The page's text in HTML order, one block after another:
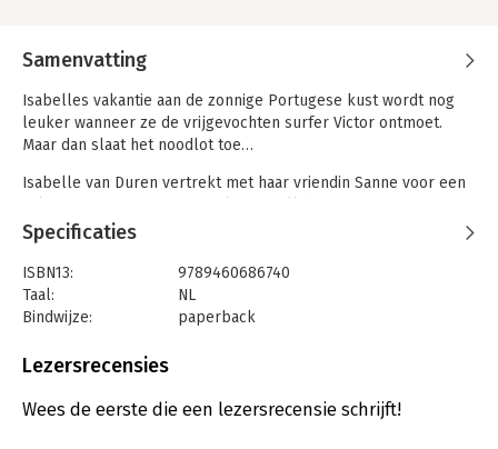
Samenvatting
Isabelles vakantie aan de zonnige Portugese kust wordt nog
leuker wanneer ze de vrijgevochten surfer Victor ontmoet.
Maar dan slaat het noodlot toe…
Isabelle van Duren vertrekt met haar vriendin Sanne voor een
allebei net single na een lange relatie en allebei niet op zoek
naar de liefde. De vakantie is alles wat het moet zijn: heerlijk
eten, prachtige stranden en wanneer Isabelle ook nog de
knappe surfer Victor ontmoet, kan de week helemaal niet
meer stuk. Hoewel dit geen langdurige relatie gaat worden – of
het gezelschap van Victor: hij leert haar surfen op de golven
Een jaar later is Isabelle terug in de Algarve. Ze heeft een
Specificaties
ISBN13:
9789460686740
Taal:
NL
Bindwijze:
paperback
Uitgever:
Verschijningsdatum:
10-9-2024
Lezersrecensies
Wees de eerste die een lezersrecensie schrijft!